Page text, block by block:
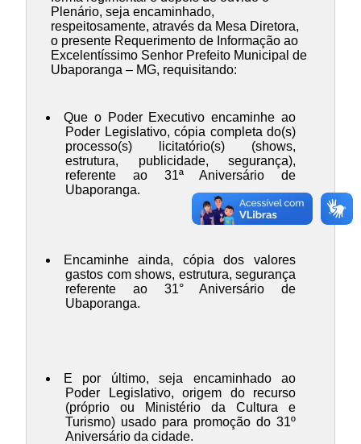
Plenário, seja encaminhado,
respeitosamente, através da Mesa Diretora,
o presente Requerimento de Informação ao
Excelentíssimo Senhor Prefeito Municipal de
Ubaporanga – MG, requisitando:
Que o Poder Executivo encaminhe ao
Poder Legislativo, cópia completa do(s)
processo(s) licitatório(s) (shows,
estrutura, publicidade, segurança),
referente ao 31ª Aniversário de
Ubaporanga.
Encaminhe ainda, cópia dos valores
gastos com shows, estrutura, segurança
referente ao 31° Aniversário de
Ubaporanga.
E por último, seja encaminhado ao
Poder Legislativo, origem do recurso
(próprio ou Ministério da Cultura e
Turismo) usado para promoção do 31º
Aniversário da cidade.